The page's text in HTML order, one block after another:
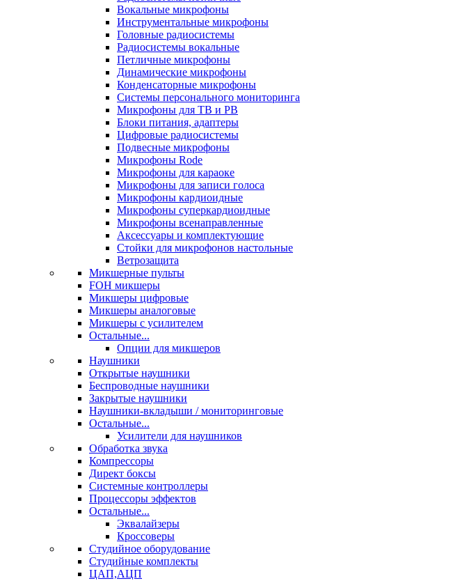
Вокальные микрофоны
Инструментальные микрофоны
Головные радиосистемы
Радиосистемы вокальные
Петличные микрофоны
Динамические микрофоны
Конденсаторные микрофоны
Системы персонального мониторинга
Микрофоны для ТВ и РВ
Блоки питания, адаптеры
Цифровые радиосистемы
Подвесные микрофоны
Микрофоны Rode
Микрофоны для караоке
Микрофоны для записи голоса
Микрофоны кардиоидные
Микрофоны суперкардиоидные
Микрофоны всенаправленные
Аксессуары и комплектующие
Стойки для микрофонов настольные
Ветрозащита
Микшерные пульты
FOH микшеры
Микшеры цифровые
Микшеры аналоговые
Микшеры с усилителем
Остальные...
Опции для микшеров
Наушники
Открытые наушники
Беспроводные наушники
Закрытые наушники
Наушники-вкладыши / мониторинговые
Остальные...
Усилители для наушников
Обработка звука
Компрессоры
Директ боксы
Системные контроллеры
Процессоры эффектов
Остальные...
Эквалайзеры
Кроссоверы
Студийное оборудование
Студийные комплекты
ЦАП,АЦП